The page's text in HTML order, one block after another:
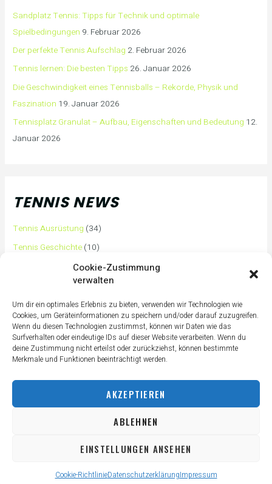
Cookie-Zustimmung
verwalten
Um dir ein optimales Erlebnis zu bieten, verwenden wir Technologien wie
Cookies, um Geräteinformationen zu speichern und/oder darauf zuzugreifen.
Wenn du diesen Technologien zustimmst, können wir Daten wie das
Surfverhalten oder eindeutige IDs auf dieser Website verarbeiten. Wenn du
deine Zustimmung nicht erteilst oder zurückziehst, können bestimmte
Merkmale und Funktionen beeinträchtigt werden.
AKZEPTIEREN
ABLEHNEN
EINSTELLUNGEN ANSEHEN
Cookie-RichtlinieDatenschutzerklärungImpressum
Sandplatz Tennis: Tipps für Technik und optimale
Spielbedingungen 9. Februar 2026
Der perfekte Tennis Aufschlag 2. Februar 2026
Tennis lernen: Die besten Tipps 26. Januar 2026
Die Geschwindigkeit eines Tennisballs – Rekorde, Physik und
Faszination 19. Januar 2026
Tennisplatz Granulat – Aufbau, Eigenschaften und Bedeutung 12.
Januar 2026
TENNIS NEWS
Tennis Ausrüstung (34)
Tennis Geschichte (10)
Tennis Tipps und Tricks(63)
(3)
Tennis Training für Anfänger(36)
Tennisass Profis(7)
Tennisbälle (4)
Tennisplatz(1)